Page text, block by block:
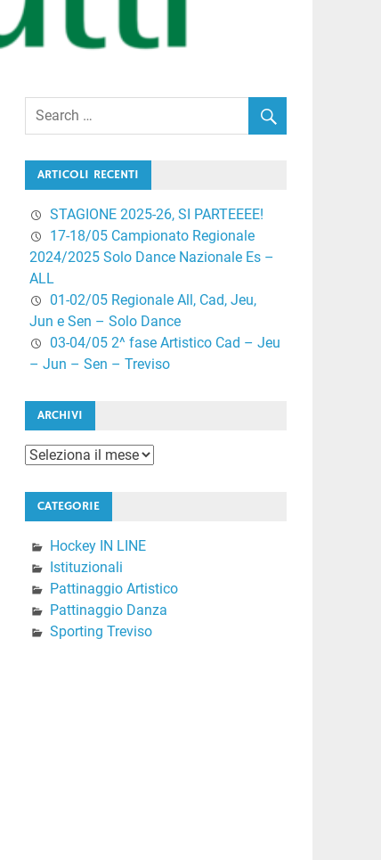
ARTICOLI RECENTI
STAGIONE 2025-26, SI PARTEEEE!
17-18/05 Campionato Regionale
2024/2025 Solo Dance Nazionale Es –
ALL
01-02/05 Regionale All, Cad, Jeu,
Jun e Sen – Solo Dance
03-04/05 2^ fase Artistico Cad – Jeu
– Jun – Sen – Treviso
ARCHIVI
Archivi
CATEGORIE
Hockey IN LINE
Istituzionali
Pattinaggio Artistico
Pattinaggio Danza
Sporting Treviso